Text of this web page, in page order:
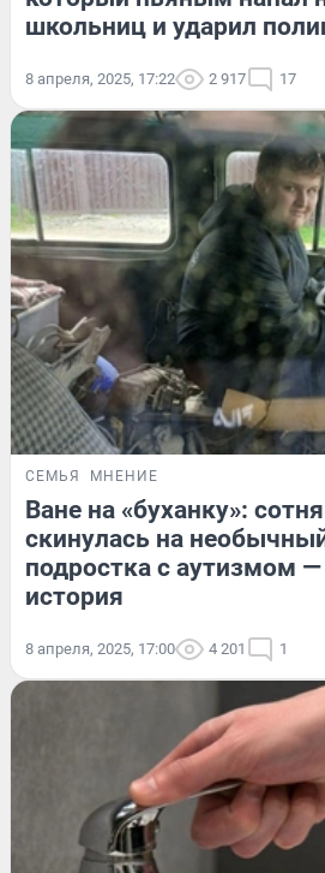
школьниц и ударил
8 апреля, 2025, 17:22 2 917 17
СЕМЬЯ МНЕНИЕ
Ване на «буханку»:
скинулась на
подростка с аутизмом
история
8 апреля, 2025, 17:00 4 201 1